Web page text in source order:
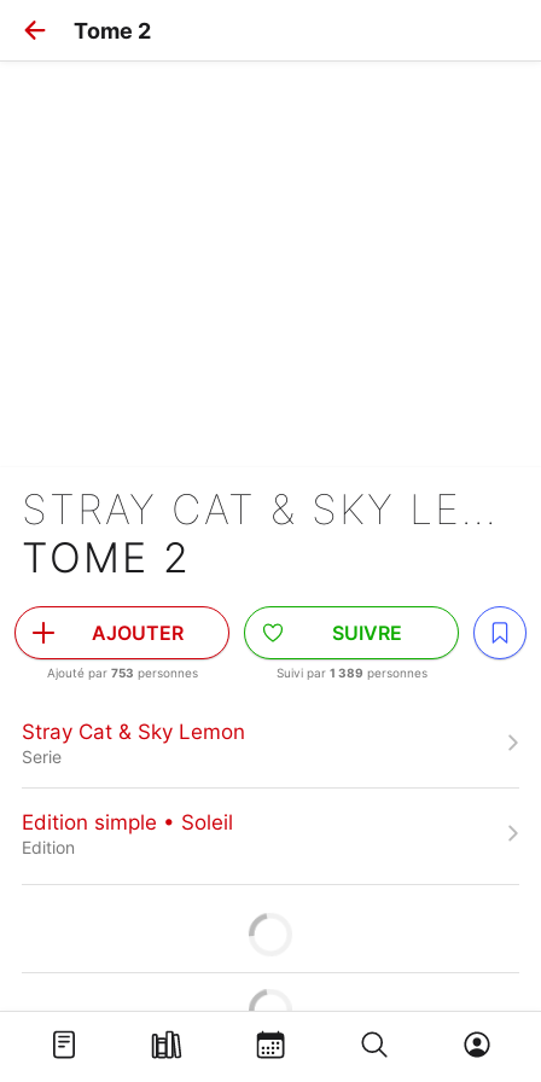
Tome 2
STRAY CAT & SKY LEMON
TOME 2
AJOUTER
Ajouté par 753 personnes
SUIVRE
Suivi par 1 389 personnes
Stray Cat & Sky Lemon
Serie
Edition simple • Soleil
Edition